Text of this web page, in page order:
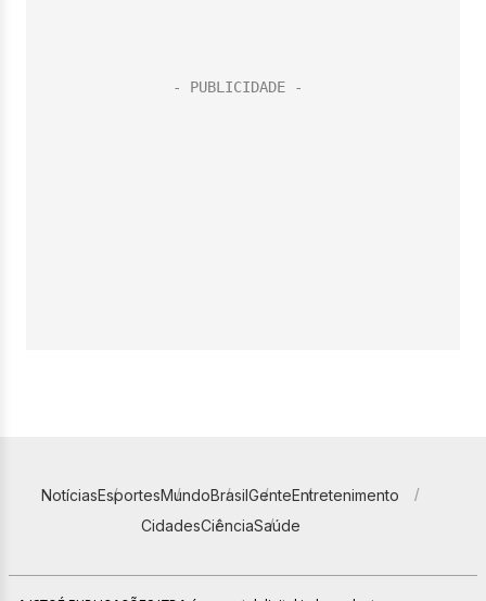
NotíciasEsportesMundoBrasilGenteEntretenimento
CidadesCiênciaSaúde